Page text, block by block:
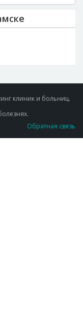
клиник и больниц.
Обратная связь